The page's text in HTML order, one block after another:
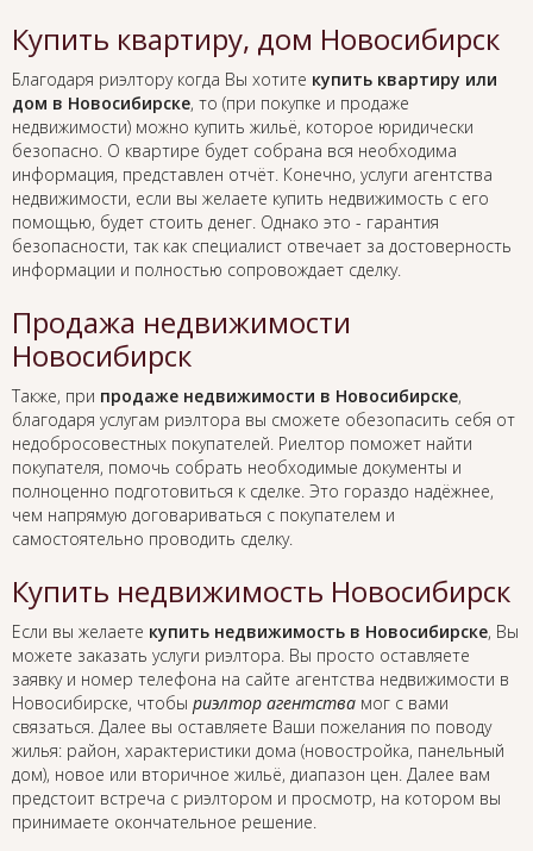
Купить квартиру, дом Новосибирск
Благодаря риэлтору когда Вы хотите купить квартиру или
дом в Новосибирске, то (при покупке и продаже
недвижимости) можно купить жильё, которое юридически
безопасно. О квартире будет собрана вся необходима
информация, представлен отчёт. Конечно, услуги агентства
недвижимости, если вы желаете купить недвижимость с его
помощью, будет стоить денег. Однако это - гарантия
безопасности, так как специалист отвечает за достоверность
информации и полностью сопровождает сделку.
Продажа недвижимости
Новосибирск
Также, при продаже недвижимости в Новосибирске,
благодаря услугам риэлтора вы сможете обезопасить себя от
недобросовестных покупателей. Риелтор поможет найти
покупателя, помочь собрать необходимые документы и
полноценно подготовиться к сделке. Это гораздо надёжнее,
чем напрямую договариваться с покупателем и
самостоятельно проводить сделку.
Купить недвижимость Новосибирск
Если вы желаете купить недвижимость в Новосибирске, Вы
можете заказать услуги риэлтора. Вы просто оставляете
заявку и номер телефона на сайте агентства недвижимости в
Новосибирске, чтобы риэлтор агентства мог с вами
связаться. Далее вы оставляете Ваши пожелания по поводу
жилья: район, характеристики дома (новостройка, панельный
дом), новое или вторичное жильё, диапазон цен. Далее вам
предстоит встреча с риэлтором и просмотр, на котором вы
принимаете окончательное решение.